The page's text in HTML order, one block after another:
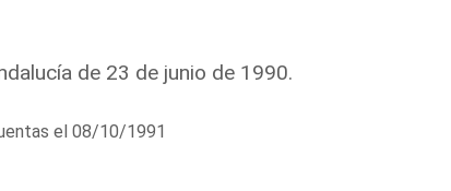
de 23 de junio de 1990.
el 08/10/1991